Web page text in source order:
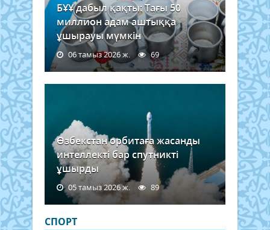
БҰҰ дабыл қақты: Тағы 50
миллион адам аштыққа
ұшырауы мүмкін
06 тамыз 2026 ж. 69
Өзбекстан орбитаға жасанды
интеллекті бар спутникті
ұшырды
05 тамыз 2026 ж. 89
СПОРТ